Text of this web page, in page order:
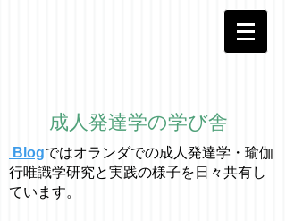
成人発達学の学び舎
Blogではオラ ンダでの成人発達学・ 瑜伽
行唯識学研究と実践の様子を日々共有し
ています。